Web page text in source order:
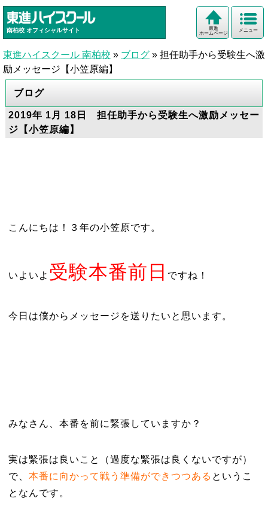
南柏校 オフィシャルサイト メニュー
東進
ホームページ
東進ハイスクール 南柏校 » ブログ » 担任助手から受験生へ激
励メッセージ【小笠原編】
ブログ
2019年 1月 18日 担任助手から受験生へ激励メッセー
ジ【小笠原編】
こんにちは！３年の小笠原です。
いよいよ 受験本番前日 ですね！
今日は僕からメッセージを送りたいと思います。
みなさん、本番を前に緊張していますか？
実は緊張は良いこと（過度な緊張は良くないですが）
で、 本番に向かって戦う準備ができつつある というこ
となんです。